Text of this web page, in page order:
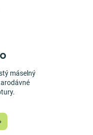
máselný